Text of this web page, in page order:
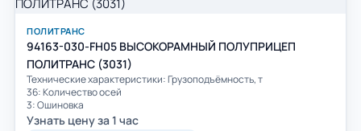
ПОЛИТРАНС
94163-030-FH05 ВЫСОКОРАМНЫЙ ПОЛУПРИЦЕП
ПОЛИТРАНС (3031)
Технические характеристики: Грузоподъёмность, т
36: Количество осей
3: Ошиновка
Узнать цену за 1 час